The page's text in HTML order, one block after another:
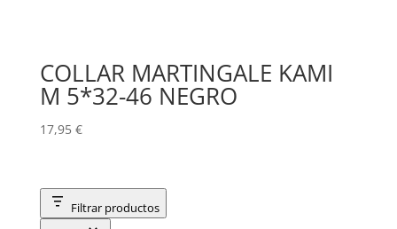
COLLAR MARTINGALE KAMI
M 5*32-46 NEGRO
17,95 €
Filtrar productos